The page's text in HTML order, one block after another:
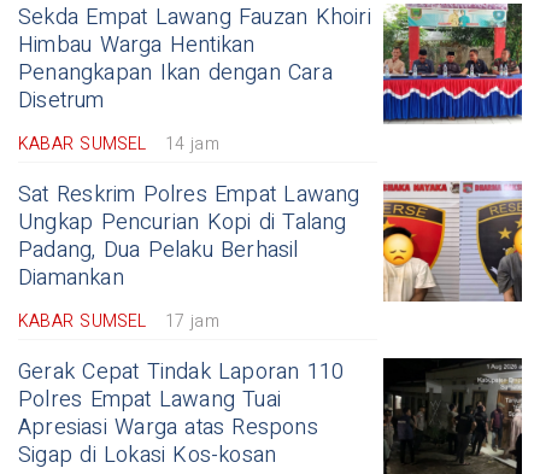
Sekda Empat Lawang Fauzan Khoiri
Himbau Warga Hentikan
Penangkapan Ikan dengan Cara
Disetrum
KABAR SUMSEL 14 jam
Sat Reskrim Polres Empat Lawang
Ungkap Pencurian Kopi di Talang
Padang, Dua Pelaku Berhasil
Diamankan
KABAR SUMSEL 17 jam
Gerak Cepat Tindak Laporan 110
Polres Empat Lawang Tuai
Apresiasi Warga atas Respons
Sigap di Lokasi Kos-kosan